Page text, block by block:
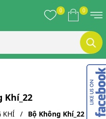
0 0
Khí_22
KHÍ Bộ Không Khí_22